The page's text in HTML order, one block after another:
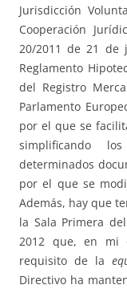
Jurisdicción
Cooperación
20/2011 de 21 de
Reglamento
del Registro
Parlamento
por el que se
simplificando
determinados
por el que se
Además, hay que
la Sala Primera
2012 que, en mi
requisito de la
Directivo ha